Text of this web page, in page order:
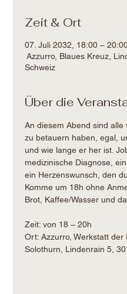
Zeit & Ort
07. Juli 2032, 18:00 –
Azzurro, Blaues Kreuz,
Schweiz
Über die
An diesem Abend sind alle
zu betauern haben, egal,
und wie lange er her ist.
medizinische Diagnose,
ein Herzenswunsch, den
Komme um 18h ohne
Brot, Kaffee/Wasser und
Zeit: von 18 – 20h​
Ort: Azzurro, Werkstatt
Solothurn, Lindenrain 5,